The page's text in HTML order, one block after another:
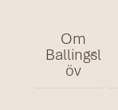
Om
Ballingsl
öv